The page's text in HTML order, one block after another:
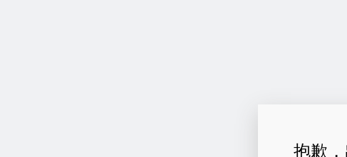
抱歉，